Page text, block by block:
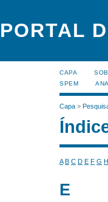
PORTAL
CAPA
SPEM
Capa >
A B C D E F G H
E